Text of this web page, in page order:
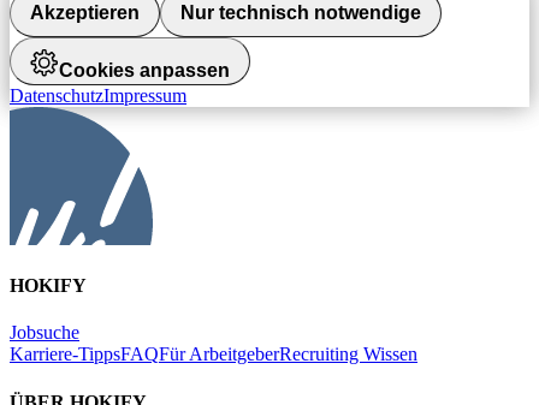
Akzeptieren Nur technisch notwendige
Cookies anpassen
DatenschutzImpressum
HOKIFY
Jobsuche
Karriere-TippsFAQFür ArbeitgeberRecruiting Wissen